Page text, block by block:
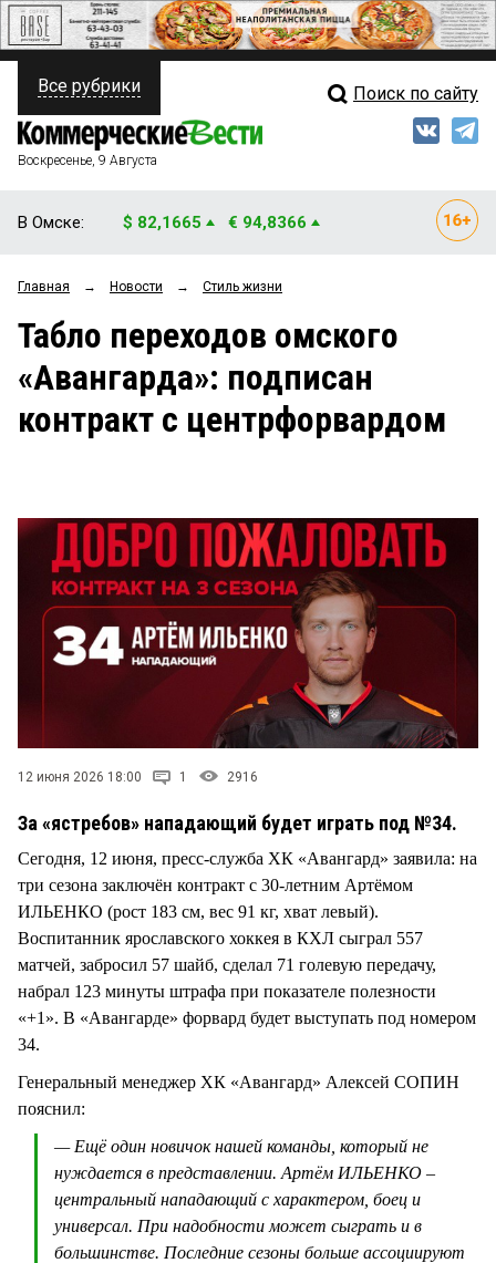
ПОЛИТИКА
ФИНАНСЫ
ОБЩЕСТВО
ЗАКОН
НОВОСТИ КОМПАНИЙ
Свежий выпуск
Рейтинги
Блоги
Архив
Все рубрики Поиск по сайту
Воскресенье, 9 Августа
В Омске: $ 82,1665 € 94,8366
Главная → Новости → Стиль жизни
Табло переходов омского
«Авангарда»: подписан
контракт с центрфорвардом
12 июня 2026 18:00 1 2916
За «ястребов» нападающий будет играть под №34.
Сегодня, 12 июня, пресс-служба ХК «Авангард» заявила: на
три сезона заключён контракт с 30-летним Артёмом
ИЛЬЕНКО (рост 183 см, вес 91 кг, хват левый).
Воспитанник ярославского хоккея в КХЛ сыграл 557
матчей, забросил 57 шайб, сделал 71 голевую передачу,
набрал 123 минуты штрафа при показателе полезности
«+1». В «Авангарде» форвард будет выступать под номером
34.
Генеральный менеджер ХК «Авангард» Алексей СОПИН
пояснил:
— Ещё один новичок нашей команды, который не
нуждается в представлении. Артём ИЛЬЕНКО –
центральный нападающий с характером, боец и
универсал. При надобности может сыграть и в
большинстве. Последние сезоны больше ассоциируют